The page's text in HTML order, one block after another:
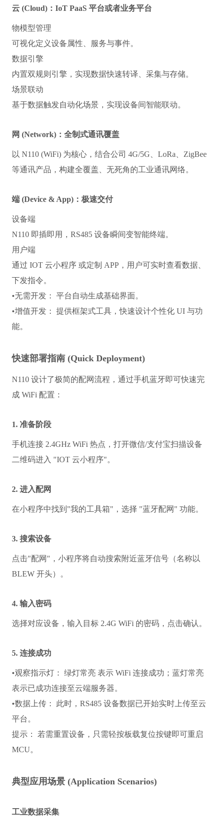
云 (Cloud)：IoT PaaS 平台或者业务平台
物模型管理
可视化定义设备属性、服务与事件。
数据引擎
内置双规则引擎，实现数据快速转译、采集与存储。
场景联动
基于数据触发自动化场景，实现设备间智能联动。
网 (Network)：全制式通讯覆盖
以 N110 (WiFi) 为核心，结合公司 4G/5G、LoRa、ZigBee
等通讯产品，构建全覆盖、无死角的工业通讯网络。
端 (Device & App)：极速交付
设备端
N110 即插即用，RS485 设备瞬间变智能终端。
用户端
通过 IOT 云小程序 或定制 APP，用户可实时查看数据、
下发指令。
•无需开发：
平台自动生成基础界面。
•增值开发：
提供框架式工具，快速设计个性化 UI 与功
能。
快速部署指南 (Quick Deployment)
N110 设计了极简的配网流程，通过手机蓝牙即可快速完
成 WiFi 配置：
1. 准备阶段
手机连接 2.4GHz WiFi 热点，打开微信/支付宝扫描设备
二维码进入 "IOT 云小程序"。
2. 进入配网
在小程序中找到"我的工具箱"，选择 "蓝牙配网" 功能。
3. 搜索设备
点击"配网"，小程序将自动搜索附近蓝牙信号（名称以
BLEW 开头）。
4. 输入密码
选择对应设备，输入目标 2.4G WiFi 的密码，点击确认。
5. 连接成功
•观察指示灯：
绿灯常亮 表示 WiFi 连接成功；蓝灯常亮
表示已成功连接至云端服务器。
•数据上传：
此时，RS485 设备数据已开始实时上传至云
平台。
提示：
若需重置设备，只需轻按板载复位按键即可重启
MCU。
典型应用场景 (Application Scenarios)
工业数据采集